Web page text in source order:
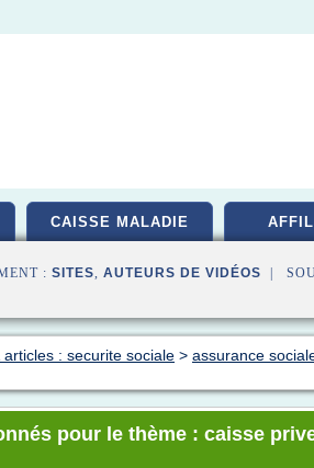
CAISSE MALADIE
: SITES, AUTEURS DE VIDÉOS |
: securite sociale > assurance
pour le thème : caisse